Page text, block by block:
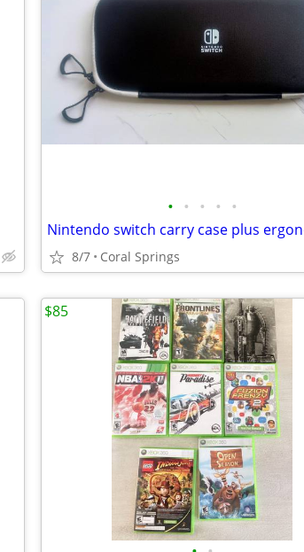
• • • • •
8/7 Coral Springs
$85